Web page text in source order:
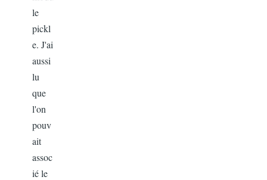
le
pickl
e. J'ai
aussi
lu
que
l'on
pouv
ait
assoc
ié le